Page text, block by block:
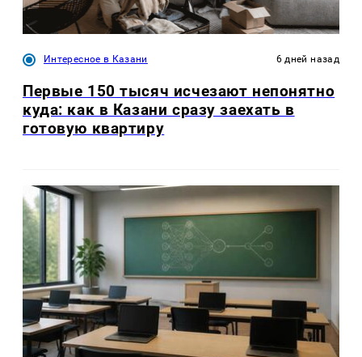
Интересное в Казани 6 дней назад
Первые 150 тысяч исчезают непонятно
куда: как в Казани сразу заехать в
готовую квартиру